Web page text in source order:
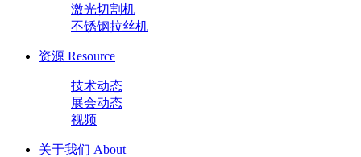
激光切割机
不锈钢拉丝机
资源 Resource
技术动态
展会动态
视频
关于我们 About